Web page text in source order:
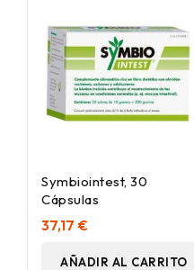
Symbiointest, 30
Cápsulas
37,17 €
AÑADIR AL CARRITO